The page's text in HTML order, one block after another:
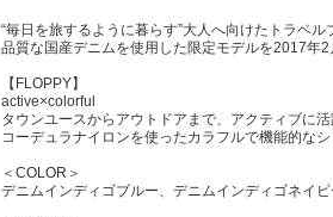
“毎日を旅するように暮らす”大人へ向けたトラベ
品質な国産デニムを使用した限定モデルを2017年
【FLOPPY】
active×colorful
タウンユースからアウトドアまで、アクティブに活
コーデュラナイロンを使ったカラフルで機能的な
＜COLOR＞
デニムインディゴブルー、デニムインディゴネイビ